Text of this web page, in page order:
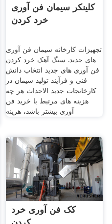
کلینکر سیمان فن آوری
خرد کردن
تجهیزات کارخانه سیمان فن آوری
های جدید. سنگ آهک خرد کردن
فن آوری های جدید انتخاب دانش
فنی و فرآیند تولید سیمان در
کارخانجات جدید الاحداث هر چه
هزينه های مرتبط با خريد فن
آوری بيشتر باشد، هزينه
کک فن آوری خرد